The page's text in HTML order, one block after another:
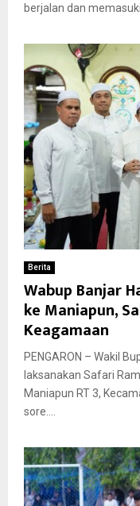
berjalan dan
Berita
Wabup Banjar
ke Maniapun,
Keagamaan
PENGARON – Wakil
laksanakan Safari
Maniapun RT 3,
sore....